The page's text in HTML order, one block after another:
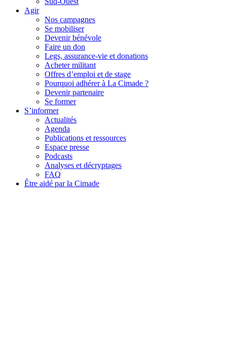
Agir
Nos campagnes
Se mobiliser
Devenir bénévole
Faire un don
Legs, assurance-vie et donations
Acheter militant
Offres d’emploi et de stage
Pourquoi adhérer à La Cimade ?
Devenir partenaire
Se former
S’informer
Actualités
Agenda
Publications et ressources
Espace presse
Podcasts
Analyses et décryptages
FAQ
Être aidé par la Cimade